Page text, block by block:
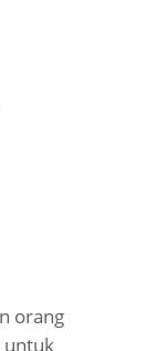
orang
untuk